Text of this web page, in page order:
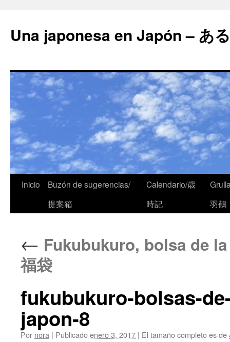
Una japonesa en Japón – あ
Inicio
Buzón de sugerencias/
提案箱
Calendario/歳
時記
羽鶴
← Fukubukuro, bolsa de
福袋
fukubukuro-bolsas-
japon-8
Por nora | Publicadoenero 3, 2017 | El tamaño completo es de